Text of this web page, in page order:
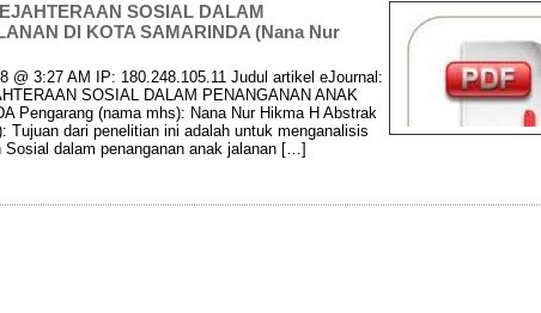
SOSIAL DALAM
DI KOTA SAMARINDA (Nana Nur
@ 3:27 AM IP: 180.248.105.11 Judul artikel eJournal:
SOSIAL DALAM PENANGANAN ANAK
Pengarang (nama mhs): Nana Nur Hikma H Abstrak
Tujuan dari penelitian ini adalah untuk menganalisis
dalam penanganan anak jalanan […]